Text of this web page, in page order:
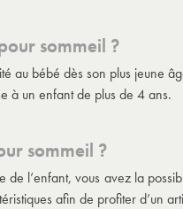
sommeil ?
au bébé dès son plus jeune
à un enfant de plus de 4 ans.
sommeil ?
l’enfant, vous avez la
afin de profiter d’un